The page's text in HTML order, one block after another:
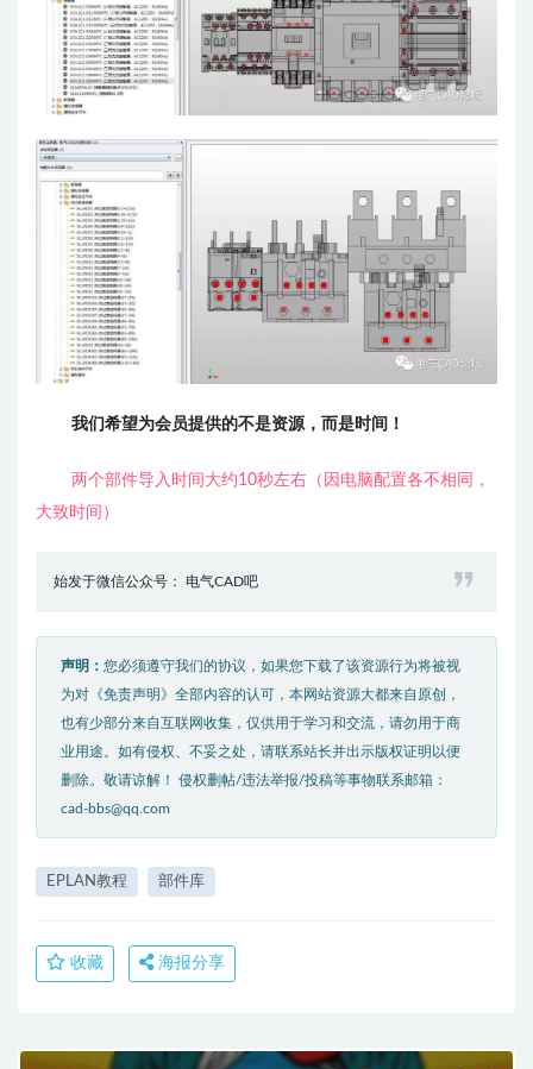
我们希望为会员提供的不是资源，而是时间！
两个部件导入时间大约10秒左右（因电脑配置各不相同，
大致时间）
始发于微信公众号： 电气CAD吧
声明： 您必须遵守我们的协议，如果您下载了该资源行为将被视
为对《免责声明》全部内容的认可，本网站资源大都来自原创，
也有少部分来自互联网收集，仅供用于学习和交流，请勿用于商
业用途。如有侵权、不妥之处，请联系站长并出示版权证明以便
删除。敬请谅解！ 侵权删帖/违法举报/投稿等事物联系邮箱：
cad-bbs@qq.com
EPLAN教程 部件库
收藏 海报分享